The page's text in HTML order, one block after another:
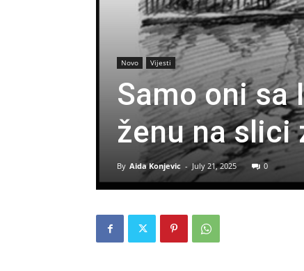
Novo Vijesti
Samo oni sa
ženu na slici
By Aida Konjevic - July 21, 2025 0